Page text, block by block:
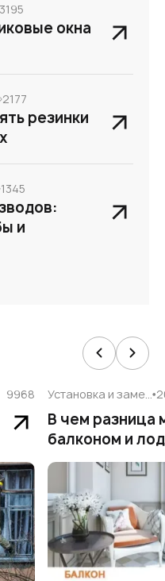
3195
окна
2177
резинки
1345
и
9968 Установка и замена
В чем разница
балконом и